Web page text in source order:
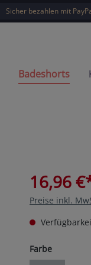
Sicher bezahlen mit
Badeshorts
16,96
Preise inkl.
Farbeauswählen